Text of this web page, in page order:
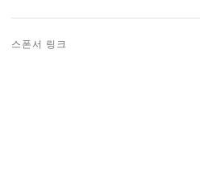
스폰서 링크